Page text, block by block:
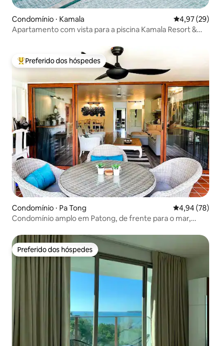
Condomínio ⋅ Kamala 4,97 de uma
4,97 (29)
Apartamento com vista para a piscina Kamala Resort &
Entre os melhores preferidos dos hóspedes
Preferido dos hóspedes
Condomínio ⋅ Pa Tong 4,94 de uma
4,94 (78)
Condomínio amplo em Patong, de frente para o mar,
Preferido dos hóspedes
Preferido dos hóspedes